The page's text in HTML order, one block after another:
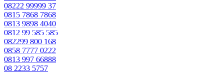
08222 99999 37
0815 7868 7868
0813 9898 4040
0812 99 585 585
082299 800 168
0858 7777 0222
0813 997 66888
08 2233 5757